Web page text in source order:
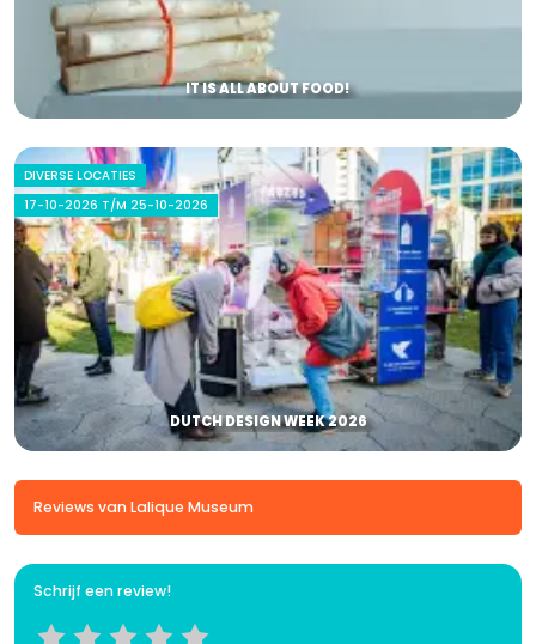
IT IS ALL ABOUT FOOD!
DIVERSE LOCATIES
17-10-2026 T/M 25-10-2026
DUTCH DESIGN WEEK 2026
Reviews van Lalique Museum
Schrijf een review!